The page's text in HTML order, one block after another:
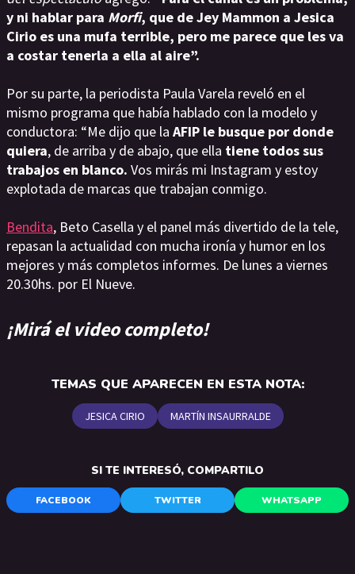
y ni hablar para Morfi, que de Jey Mammon a Jesica
Cirio es una mufa terrible, pero me parece que les va
a costar tenerla a ella al aire”.
Por su parte, la periodista Paula Varela reveló en el
mismo programa que había hablado con la modelo y
conductora: “Me dijo que la AFIP le busque por donde
quiera, de arriba y de abajo, que ella tiene todos sus
trabajos en blanco. Vos mirás mi Instagram y estoy
explotada de marcas que trabajan conmigo.
Bendita, Beto Casella y el panel más divertido de la tele,
repasan la actualidad con mucha ironía y humor en los
mejores y más completos informes. De lunes a viernes
20.30hs. por El Nueve.
¡Mirá el video completo!
TEMAS QUE APARECEN EN ESTA NOTA:
JESICA CIRIO MARTÍN INSAURRALDE
SI TE INTERESÓ, COMPARTILO
FACEBOOK TWITTER WHATSAPP